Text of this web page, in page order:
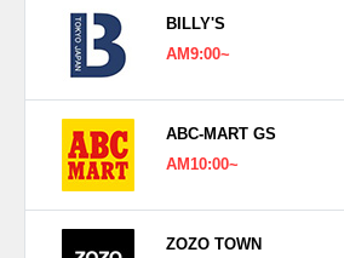
情報が入り次第、スニーカーウォーズの
どで報告したい。
BILLY'S
AM9:00~
ABC-MART GS
AM10:00~
ZOZO TOWN